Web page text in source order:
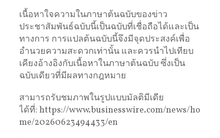
เนื้อหาใจความในภาษาต้นฉบับของข่าว
ประชาสัมพันธ์ฉบับนี้เป็นฉบับที่เชื่อถือได้และเป็น
ทางการ การแปลต้นฉบับนี้จึงมีจุดประสงค์เพื่อ
อำนวยความสะดวกเท่านั้น และควรนำไปเทียบ
เคียงอ้างอิงกับเนื้อหาในภาษาต้นฉบับ ซึ่งเป็น
ฉบับเดียวที่มีผลทางกฎหมาย
สามารถรับชมภาพในรูปแบบมัลติมีเดีย
ได้ที่: https://www.businesswire.com/news/ho
me/20260623494433/en